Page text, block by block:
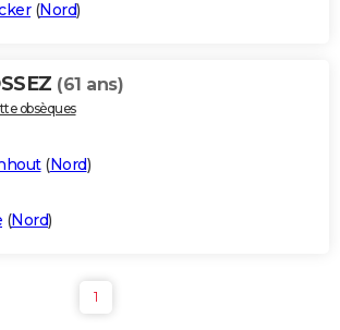
(Nord)
(61 ans)
obsèques
(Nord)
(Nord)
1